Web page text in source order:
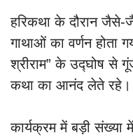
हरिकथा के दौरान जैसे-
गाथाओं का वर्णन होता
श्रीराम” के उद्घोष से
कथा का आनंद लेते रहे।
कार्यक्रम में बड़ी संख्या